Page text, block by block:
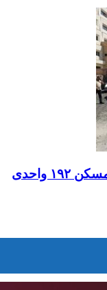
تشریح آخرین وضعیت پروژه قرارگاه مسکن ۱۹۲ واحدی